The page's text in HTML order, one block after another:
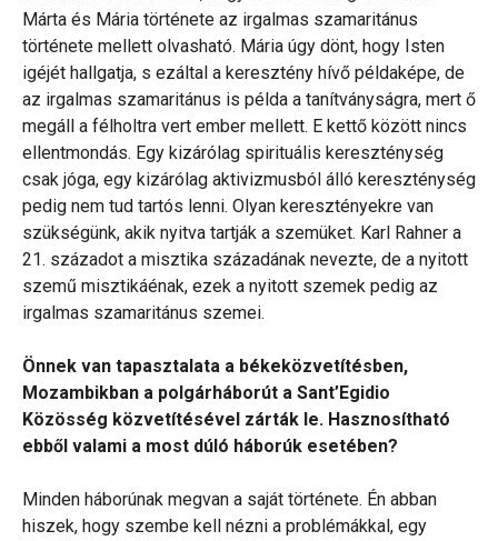
Márta és Mária története az irgalmas szamaritánus
története mellett olvasható. Mária úgy dönt, hogy Isten
igéjét hallgatja, s ezáltal a keresztény hívő példaképe, de
az irgalmas szamaritánus is példa a tanítványságra, mert ő
megáll a félholtra vert ember mellett. E kettő között nincs
ellentmondás. Egy kizárólag spirituális kereszténység
csak jóga, egy kizárólag aktivizmusból álló kereszténység
pedig nem tud tartós lenni. Olyan keresztényekre van
szükségünk, akik nyitva tartják a szemüket. Karl Rahner a
21. századot a misztika századának nevezte, de a nyitott
szemű misztikáénak, ezek a nyitott szemek pedig az
irgalmas szamaritánus szemei.
Önnek van tapasztalata a békeközvetítésben,
Mozambikban a polgárháborút a Sant’Egidio
Közösség közvetítésével zárták le. Hasznosítható
ebből valami a most dúló háborúk esetében?
Minden háborúnak megvan a saját története. Én abban
hiszek, hogy szembe kell nézni a problémákkal, egy